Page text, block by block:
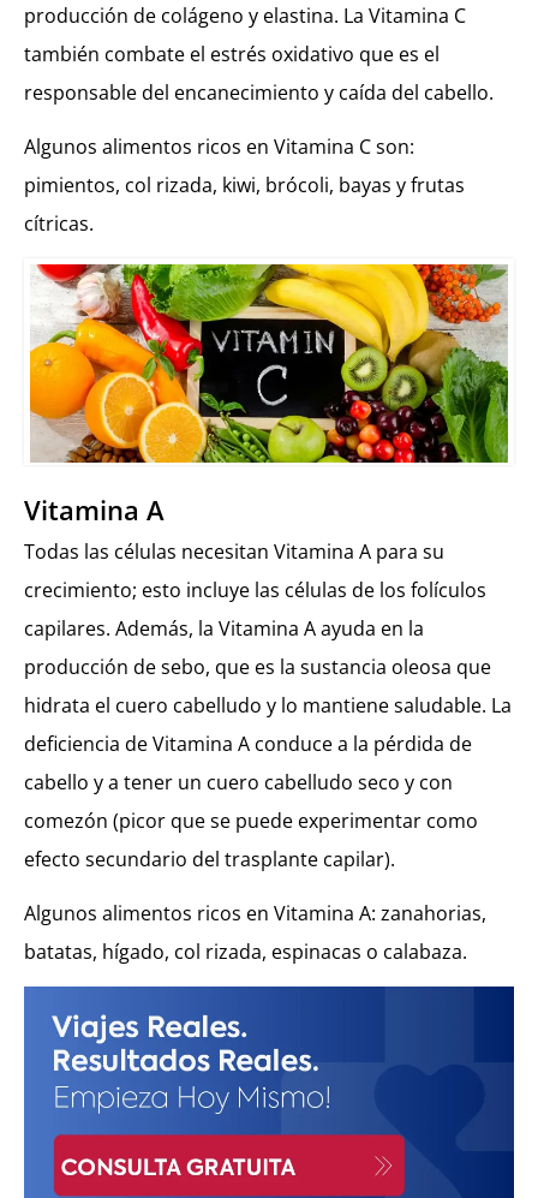
producción de colágeno y elastina. La Vitamina C
también combate el estrés oxidativo que es el
responsable del encanecimiento y caída del cabello.
Algunos alimentos ricos en Vitamina C son:
pimientos, col rizada, kiwi, brócoli, bayas y frutas
cítricas.
Vitamina A
Todas las células necesitan Vitamina A para su
crecimiento; esto incluye las células de los folículos
capilares. Además, la Vitamina A ayuda en la
producción de sebo, que es la sustancia oleosa que
hidrata el cuero cabelludo y lo mantiene saludable. La
deficiencia de Vitamina A conduce a la pérdida de
cabello y a tener un cuero cabelludo seco y con
comezón (picor que se puede experimentar como
efecto secundario del trasplante capilar).
Algunos alimentos ricos en Vitamina A: zanahorias,
batatas, hígado, col rizada, espinacas o calabaza.